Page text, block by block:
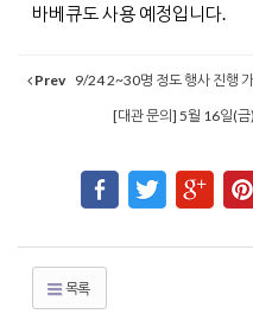
바베큐도 사용 예정입니다.
Prev 9/24 2~30명 정도 행사 진행
[대관 문의] 5월 16일(금
목록